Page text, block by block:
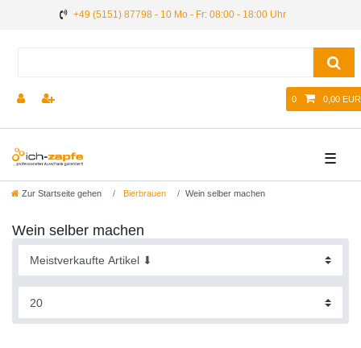
+49 (5151) 87798 - 10 Mo - Fr: 08:00 - 18:00 Uhr
0 0,00 EUR
☰
Zur Startseite gehen Bierbrauen Wein selber machen
Wein selber machen